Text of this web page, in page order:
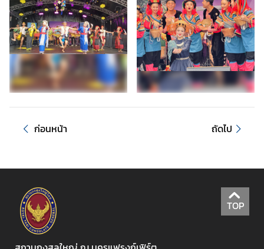
ติ
ด
ต่
อ
เ
ร
า
ก่อนหน้า ถัดไป
TOP